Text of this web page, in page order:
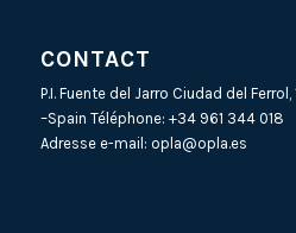
CONTACT
P.I. Fuente del Jarro Ciudad del
–Spain Téléphone: +34 961 344 018
Adresse e-mail: opla@opla.es